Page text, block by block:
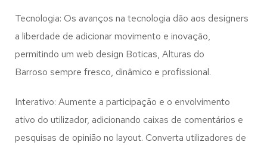
Tecnologia: Os avanços na tecnologia dão aos designers
a liberdade de adicionar movimento e inovação,
permitindo um web design Boticas, Alturas do
Barroso sempre fresco, dinâmico e profissional.
Interativo: Aumente a participação e o envolvimento
ativo do utilizador, adicionando caixas de comentários e
pesquisas de opinião no layout. Converta utilizadores de